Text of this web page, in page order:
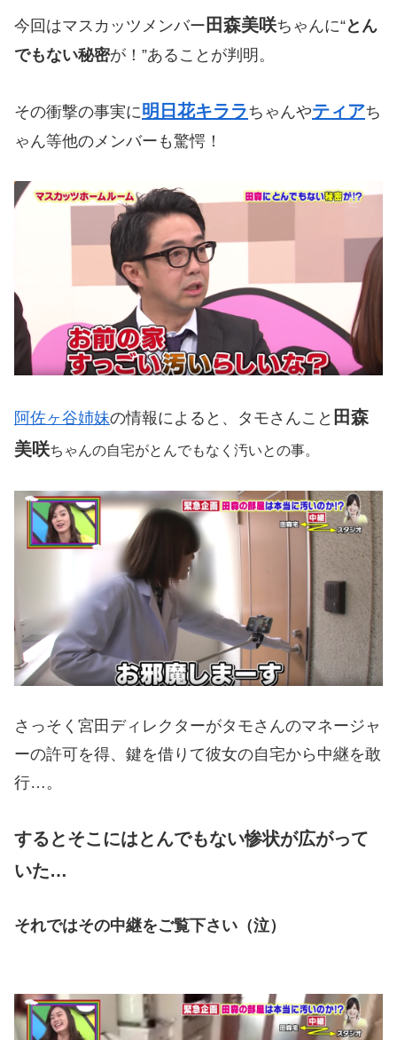
今回はマスカッツメンバー 田森美咲ちゃんに“とん
でもない秘密が！”あることが判明。
その衝撃の事実に明日花キララちゃんやティアち
ゃん等他のメンバーも驚愕！
阿佐ヶ谷姉妹の情報によると、タモさんこと 田森
美咲ちゃんの自宅がとんでもなく汚いとの事。
さっそく宮田ディレクターがタモさんのマネージャ
ーの許可を得、鍵を借りて彼女の自宅から中継を敢
行…。
するとそこにはとんでもない惨状が広がって
いた…
それではその中継をご覧下さい（泣）